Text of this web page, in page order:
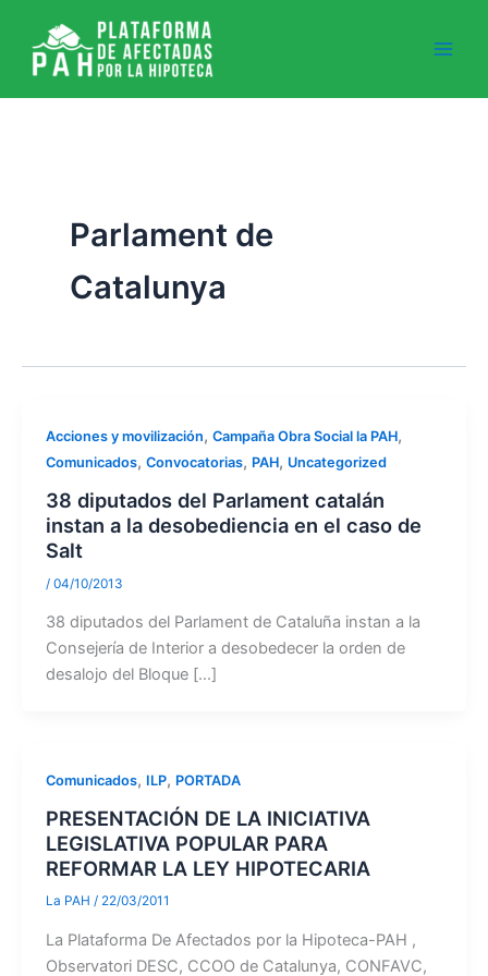
contenido
Parlament de
Catalunya
Acciones y movilización, Campaña Obra Social la PAH,
Comunicados, Convocatorias, PAH, Uncategorized
38 diputados del Parlament catalán
instan a la desobediencia en el caso de
Salt
/ 04/10/2013
38 diputados del Parlament de Cataluña instan a la
Consejería de Interior a desobedecer la orden de
desalojo del Bloque […]
Comunicados, ILP, PORTADA
PRESENTACIÓN DE LA INICIATIVA
LEGISLATIVA POPULAR PARA
REFORMAR LA LEY HIPOTECARIA
La PAH / 22/03/2011
La Plataforma De Afectados por la Hipoteca-PAH ,
Observatori DESC, CCOO de Catalunya, CONFAVC,